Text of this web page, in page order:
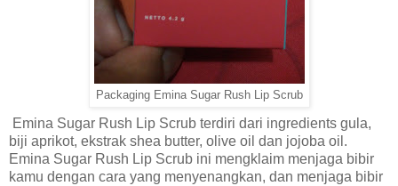
Packaging Emina Sugar Rush Lip Scrub
Emina Sugar Rush Lip Scrub terdiri dari ingredients gula,
biji aprikot, ekstrak shea butter, olive oil dan jojoba oil.
Emina Sugar Rush Lip Scrub ini mengklaim menjaga bibir
kamu dengan cara yang menyenangkan, dan menjaga bibir